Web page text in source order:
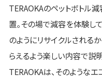
TERAOKAのペットボトル
置。その場で減容を体験し
のようにリサイクルされる
らえるよう楽しい内容で説
TERAOKAは、そのような